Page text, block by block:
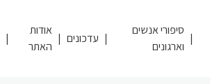
סיפורי אנשים
וארגונים
עדכונים
אודות
האתר